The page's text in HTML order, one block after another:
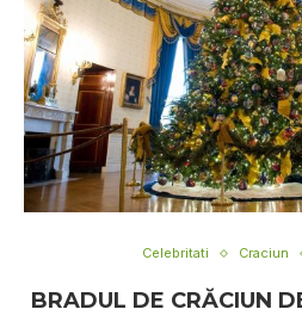
Celebritati Craciun
BRADUL DE CRĂCIUN